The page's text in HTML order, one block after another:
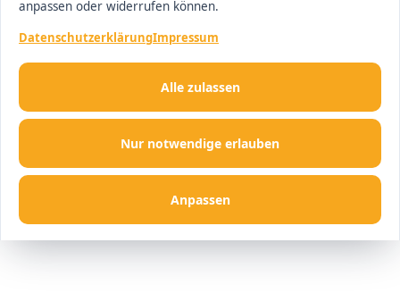
anpassen oder widerrufen können.
DatenschutzerklärungImpressum
Nur notwendige erlauben
Anpassen
Alle zulassen